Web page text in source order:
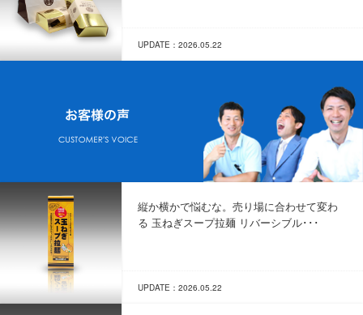
UPDATE：2026.05.22
縦か横かで悩むな。売り場に合わせて変わ
る 玉ねぎスープ拉麺 リバーシブル･･･
UPDATE：2026.05.22